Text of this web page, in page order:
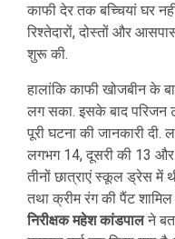
काफी देर तक बच्चियां घर
रिश्तेदारों, दोस्तों और
शुरू की.
हालांकि काफी खोजबीन के
लग सका. इसके बाद परिजन
पूरी घटना की जानकारी दी.
लगभग 14, दूसरी की 13 और
तीनों छात्राएं स्कूल ड्रेस में
तथा क्रीम रंग की पैंट
निरीक्षक महेश कांडपालने